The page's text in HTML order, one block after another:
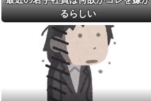
美容院ってオッサンがいきな
り行っても大丈夫なん？
みい山作者、みいちゃんでチ
ー牛なのではという疑惑が生ま
れるｗｗｗｗｗｗｗ
【画像】俺たちの姫本田望
結、久しぶりに画像を投稿した
結果→やっぱりワイらの姫だっ
たw w w w w w w w w w
るらしい